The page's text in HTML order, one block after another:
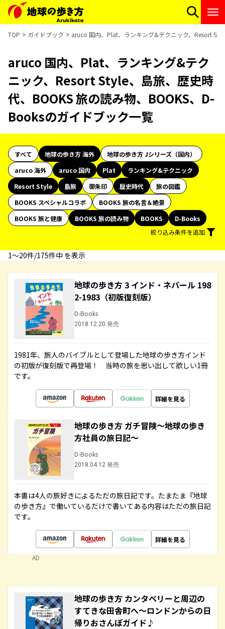
TOP ガイドブック aruco 国内、Plat、ランキング&テクニック、Resort
aruco 国内、Plat、ランキング&テク
ニック、Resort Style、島旅、歴史時
代、BOOKS 旅の読み物、BOOKS、D-
Booksのガイドブック一覧
すべて 地球の歩き方 海外
地球の歩き方 Jシリーズ（国内）
aruco 海外
aruco 国内 Plat
ランキング&テクニック
Resort Style
島旅 御朱印 歴史時代
旅の図鑑
BOOKS スペシャルコラボ
BOOKS 旅の名言＆絶景
BOOKS 旅と健康
BOOKS 旅の読み物 BOOKS
D-Books
絞り込み条件を追加
1〜20件/175件中 を表示
地球の歩き方 3 インド・ネパール 198
2-1983（初版復刻版）
D-Books
2018.12.20 発売
1981年、旅人のバイブルとして登場した地球の歩き方インド
の初版が復刻版で再登場！ 当時の旅を思い出して欲しい1冊
です。
詳細を見る
地球の歩き方 ガチ冒険～地球の歩き
方社員の旅日記～
D-Books
2018.04.12 発売
本書は4人の旅好きによるただの旅日記です。たまたま『地球
の歩き方』で働いているだけで書いてある内容はただの旅日記
です。
詳細を見る
AD
地球の歩き方 カンタベリーと周辺の
すてきな田舎町へ～ロンドンからの日
帰りおさんぽガイド♪